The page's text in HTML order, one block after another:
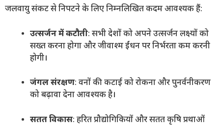
जलवायु संकट से निपटने के लिए निम्नलिखित कदम आवश्यक हैं:
उत्सर्जन में कटौती: सभी देशों को अपने उत्सर्जन लक्ष्यों को
सख्त करना होगा और जीवाश्म ईंधन पर निर्भरता कम करनी
होगी।
जंगल संरक्षण: वनों की कटाई को रोकना और पुनर्वनीकरण
को बढ़ावा देना आवश्यक है।
सतत विकास: हरित प्रौद्योगिकियों और सतत कृषि प्रथाओं